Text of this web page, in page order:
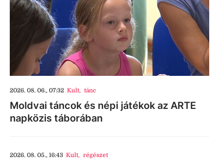
2026. 08. 06., 07:32 Kult, tánc
Moldvai táncok és népi játékok az ARTE
napközis táborában
2026. 08. 05., 16:43 Kult, régészet